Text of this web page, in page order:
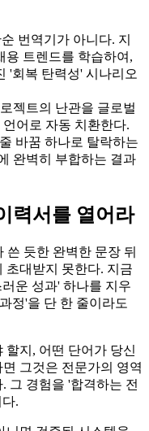
번역기가 아니다. 지
용 트렌드를 학습하여,
'회복 탄력성' 시나리오
젝트의 난관을 글로벌
어로 자동 치환한다.
바꿈 하나로 탈락하는
완벽히 부합하는 결과
력서를 열어라
쓴 듯한 완벽한 문장 뒤
초대받지 못한다. 지금
운 성과' 하나를 지우
정'을 단 한 줄이라도
할지, 어떤 단어가 당신
그것은 전문가의 영역
그 경험을 '합격하는 전
.